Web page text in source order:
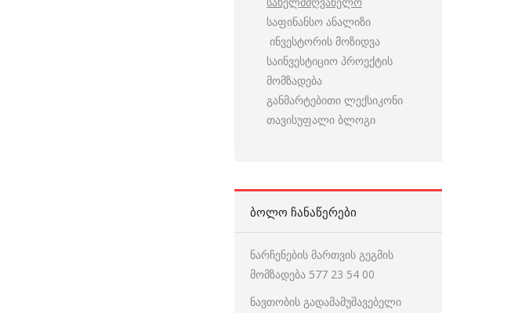
საფინანსო ანალიზი
ინვესტორის მოზიდვა
საინვესტიციო პროექტის
მომზადება
განმარტებითი ლექსიკონი
თავისუფალი ბლოგი
ᲑᲝᲚᲝ ᲩᲐᲜᲐᲬᲔᲠᲔᲑᲘ
ნარჩენების მართვის გეგმის
მომზადება 577 23 54 00
ნავთობის გადამამუშავებელი